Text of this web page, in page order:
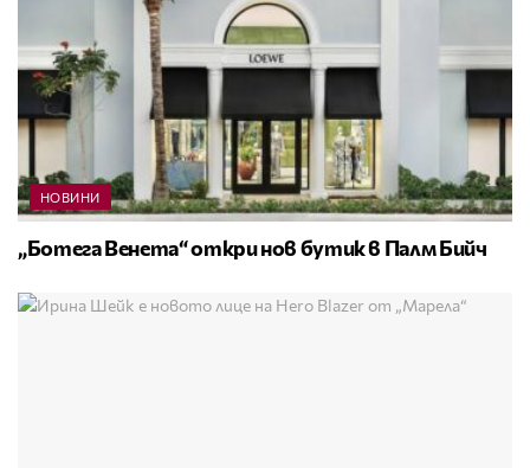
НОВИНИ
„Ботега Венета“ откри нов бутик в Палм Бийч